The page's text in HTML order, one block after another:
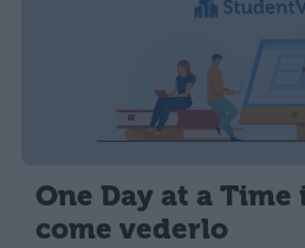
One Day at a
come vederlo